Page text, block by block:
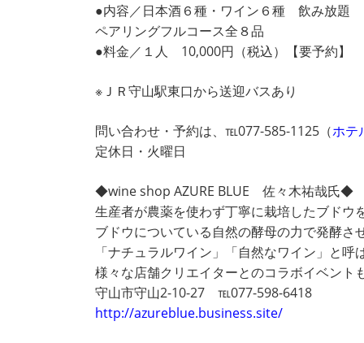
●内容／日本酒６種・ワイン６種 飲み放題
ペアリングフルコース全８品
●料金／１人 10,000円（税込）【要予約】
※ＪＲ守山駅東口から送迎バスあり
問い合わせ・予約は、℡077-585-1125（ホテ
定休日・火曜日
◆wine shop AZURE BLUE 佐々木祐哉氏◆
生産者が農薬を使わず丁寧に栽培したブドウ
ブドウについている自然の酵母の力で発酵さ
「ナチュラルワイン」「自然なワイン」と
様々な店舗クリエイターとのコラボイベント
守山市守山2-10-27 ℡077-598-6418
http://azureblue.business.site/